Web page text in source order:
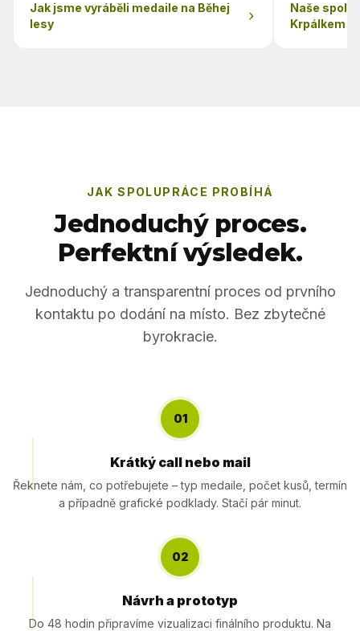
Jak jsme vyráběli medaile na Běhej
lesy
Naše
Krpálkem
JAK SPOLUPRÁCE PROBÍHÁ
Jednoduchý proces.
Perfektní výsledek.
Jednoduchý a transparentní proces od prvního
kontaktu po dodání na místo. Bez zbytečné
byrokracie.
01
Krátký call nebo mail
Řeknete nám, co potřebujete – typ medaile, počet kusů, termín
a případně grafické podklady. Stačí pár minut.
02
Návrh a prototyp
Do 48 hodin připravíme vizualizaci finálního produktu. Na